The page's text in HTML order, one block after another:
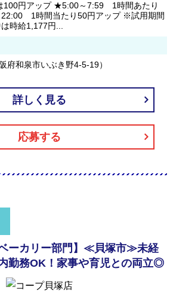
100円アップ ★5:00～7:59 1時間あたり
1時間当たり50円アップ ※試用期間
時給1,177円...
府和泉市いぶき野4-5-19）
詳しく見る
応募する
ベーカリー部門】≪貝塚市≫未経
勤務OK！家事や育児との両立◎